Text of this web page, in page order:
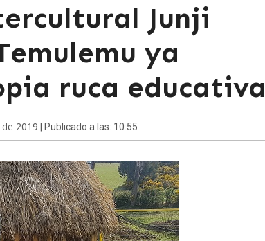
Junji
ya
ruca educativa
2019 | Publicado a las: 10:55